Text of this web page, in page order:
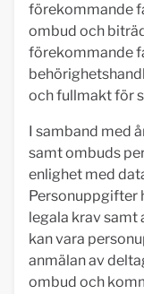
förekommande
ombud och
förekommande
och fullmakt för
I samband med
samt ombuds
enlighet med
Personuppgifter
legala krav samt
kan vara
anmälan av
ombud och